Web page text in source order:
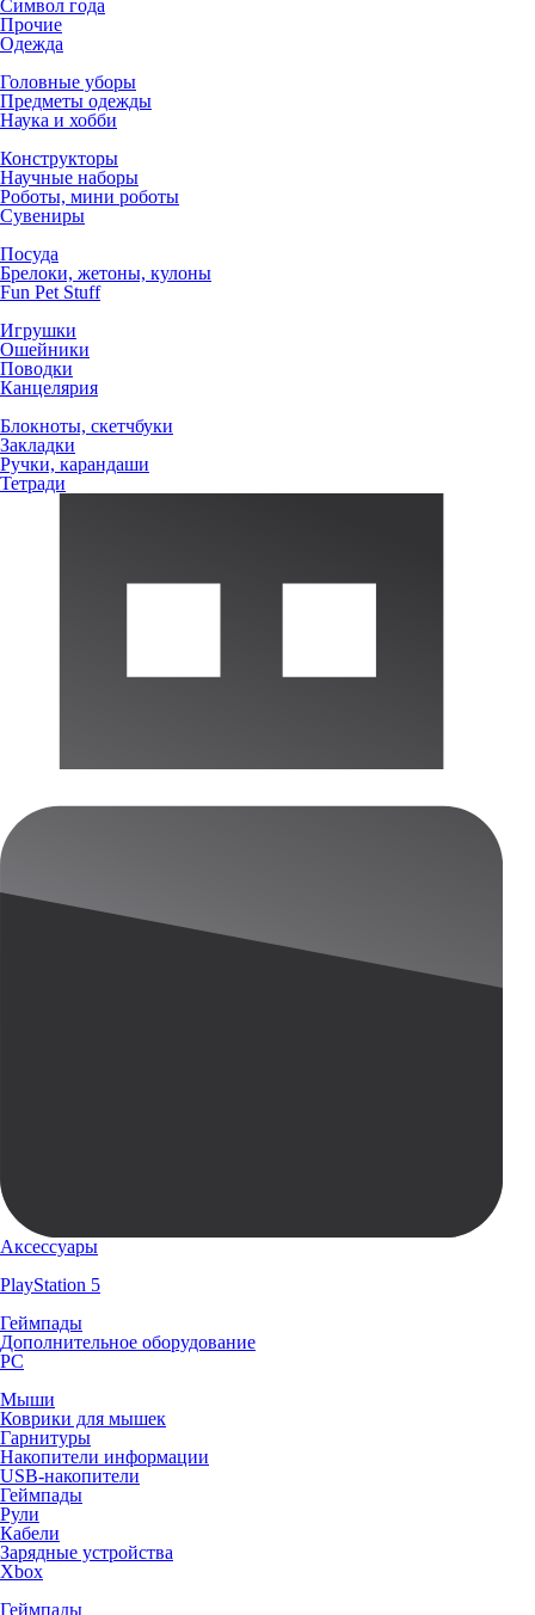
Символ года
Прочие
Одежда
Головные уборы
Предметы одежды
Наука и хобби
Конструкторы
Научные наборы
Роботы, мини роботы
Сувениры
Посуда
Брелоки, жетоны, кулоны
Fun Pet Stuff
Игрушки
Ошейники
Поводки
Канцелярия
Блокноты, скетчбуки
Закладки
Ручки, карандаши
Тетради
Аксессуары
PlayStation 5
Геймпады
Дополнительное оборудование
PC
Мыши
Коврики для мышек
Гарнитуры
Накопители информации
USB-накопители
Геймпады
Рули
Кабели
Зарядные устройства
Xbox
Геймпады